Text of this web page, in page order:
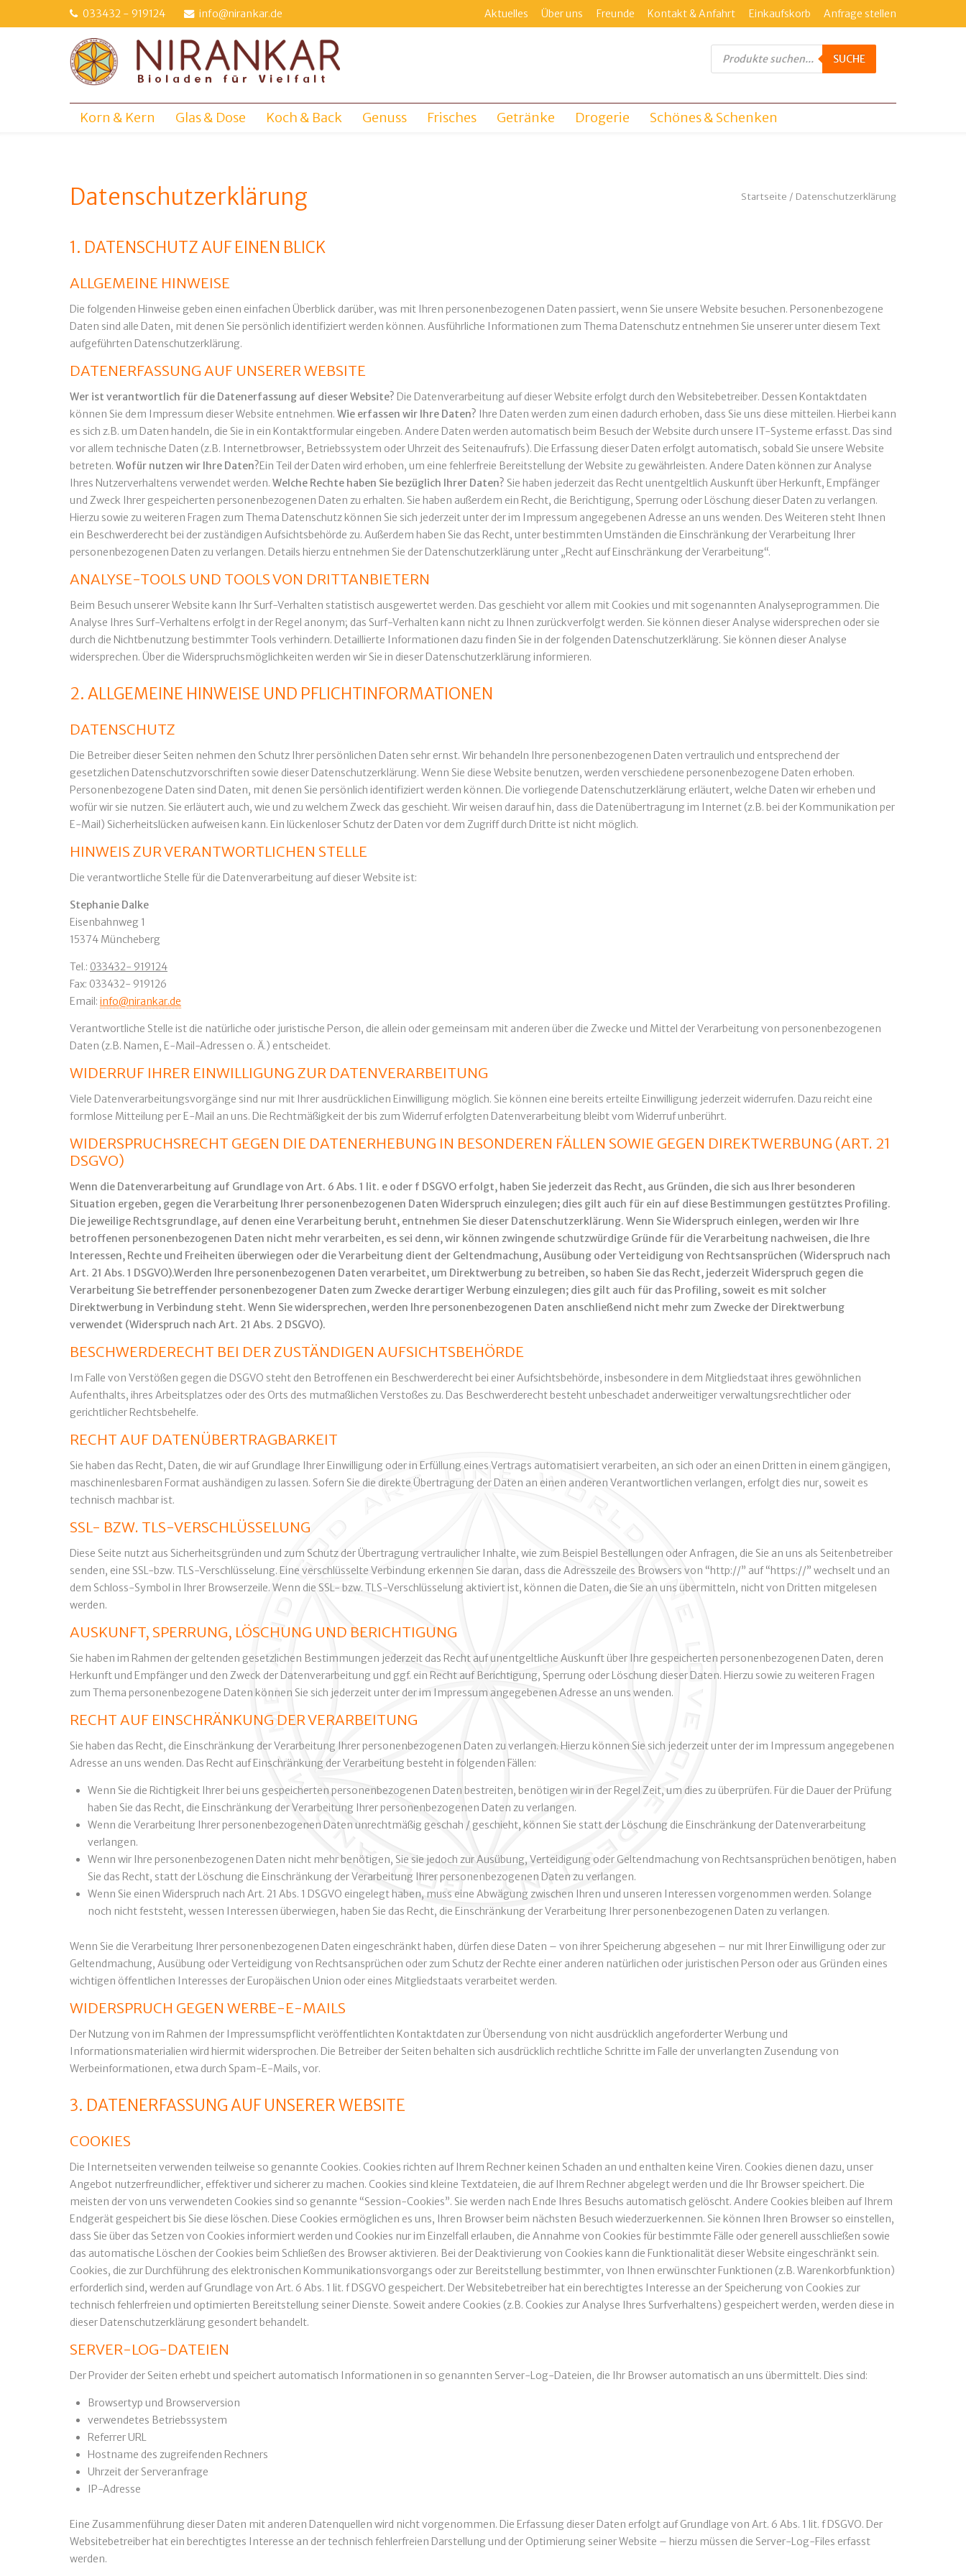
zum
033432 - 919124 info@nirankar.de Aktuelles Über uns Freunde Kontakt & Anfahrt Einkaufskorb Anfrage stellen
Products
search SUCHE
Korn & Kern Glas & Dose Koch & Back Genuss Frisches Getränke Drogerie Schönes & Schenken
Datenschutzerklärung Startseite / Datenschutzerklärung
1. DATENSCHUTZ AUF EINEN BLICK
ALLGEMEINE HINWEISE
Die folgenden Hinweise geben einen einfachen Überblick darüber, was mit Ihren personenbezogenen Daten passiert, wenn Sie unsere Website besuchen. Personenbezogene
Daten sind alle Daten, mit denen Sie persönlich identifiziert werden können. Ausführliche Informationen zum Thema Datenschutz entnehmen Sie unserer unter diesem Text
aufgeführten Datenschutzerklärung.
DATENERFASSUNG AUF UNSERER WEBSITE
Wer ist verantwortlich für die Datenerfassung auf dieser Website? Die Datenverarbeitung auf dieser Website erfolgt durch den Websitebetreiber. Dessen Kontaktdaten
können Sie dem Impressum dieser Website entnehmen. Wie erfassen wir Ihre Daten? Ihre Daten werden zum einen dadurch erhoben, dass Sie uns diese mitteilen. Hierbei kann
es sich z.B. um Daten handeln, die Sie in ein Kontaktformular eingeben. Andere Daten werden automatisch beim Besuch der Website durch unsere IT-Systeme erfasst. Das sind
vor allem technische Daten (z.B. Internetbrowser, Betriebssystem oder Uhrzeit des Seitenaufrufs). Die Erfassung dieser Daten erfolgt automatisch, sobald Sie unsere Website
betreten. Wofür nutzen wir Ihre Daten?Ein Teil der Daten wird erhoben, um eine fehlerfreie Bereitstellung der Website zu gewährleisten. Andere Daten können zur Analyse
Ihres Nutzerverhaltens verwendet werden. Welche Rechte haben Sie bezüglich Ihrer Daten? Sie haben jederzeit das Recht unentgeltlich Auskunft über Herkunft, Empfänger
und Zweck Ihrer gespeicherten personenbezogenen Daten zu erhalten. Sie haben außerdem ein Recht, die Berichtigung, Sperrung oder Löschung dieser Daten zu verlangen.
Hierzu sowie zu weiteren Fragen zum Thema Datenschutz können Sie sich jederzeit unter der im Impressum angegebenen Adresse an uns wenden. Des Weiteren steht Ihnen
ein Beschwerderecht bei der zuständigen Aufsichtsbehörde zu. Außerdem haben Sie das Recht, unter bestimmten Umständen die Einschränkung der Verarbeitung Ihrer
personenbezogenen Daten zu verlangen. Details hierzu entnehmen Sie der Datenschutzerklärung unter „Recht auf Einschränkung der Verarbeitung“.
ANALYSE-TOOLS UND TOOLS VON DRITTANBIETERN
Beim Besuch unserer Website kann Ihr Surf-Verhalten statistisch ausgewertet werden. Das geschieht vor allem mit Cookies und mit sogenannten Analyseprogrammen. Die
Analyse Ihres Surf-Verhaltens erfolgt in der Regel anonym; das Surf-Verhalten kann nicht zu Ihnen zurückverfolgt werden. Sie können dieser Analyse widersprechen oder sie
durch die Nichtbenutzung bestimmter Tools verhindern. Detaillierte Informationen dazu finden Sie in der folgenden Datenschutzerklärung. Sie können dieser Analyse
widersprechen. Über die Widerspruchsmöglichkeiten werden wir Sie in dieser Datenschutzerklärung informieren.
2. ALLGEMEINE HINWEISE UND PFLICHTINFORMATIONEN
DATENSCHUTZ
Die Betreiber dieser Seiten nehmen den Schutz Ihrer persönlichen Daten sehr ernst. Wir behandeln Ihre personenbezogenen Daten vertraulich und entsprechend der
gesetzlichen Datenschutzvorschriften sowie dieser Datenschutzerklärung. Wenn Sie diese Website benutzen, werden verschiedene personenbezogene Daten erhoben.
Personenbezogene Daten sind Daten, mit denen Sie persönlich identifiziert werden können. Die vorliegende Datenschutzerklärung erläutert, welche Daten wir erheben und
wofür wir sie nutzen. Sie erläutert auch, wie und zu welchem Zweck das geschieht. Wir weisen darauf hin, dass die Datenübertragung im Internet (z.B. bei der Kommunikation per
E-Mail) Sicherheitslücken aufweisen kann. Ein lückenloser Schutz der Daten vor dem Zugriff durch Dritte ist nicht möglich.
HINWEIS ZUR VERANTWORTLICHEN STELLE
Die verantwortliche Stelle für die Datenverarbeitung auf dieser Website ist:
Stephanie Dalke
Eisenbahnweg 1
15374 Müncheberg
Tel.: 033432- 919124
Fax: 033432- 919126
Email: info@nirankar.de
Verantwortliche Stelle ist die natürliche oder juristische Person, die allein oder gemeinsam mit anderen über die Zwecke und Mittel der Verarbeitung von personenbezogenen
Daten (z.B. Namen, E-Mail-Adressen o. Ä.) entscheidet.
WIDERRUF IHRER EINWILLIGUNG ZUR DATENVERARBEITUNG
Viele Datenverarbeitungsvorgänge sind nur mit Ihrer ausdrücklichen Einwilligung möglich. Sie können eine bereits erteilte Einwilligung jederzeit widerrufen. Dazu reicht eine
formlose Mitteilung per E-Mail an uns. Die Rechtmäßigkeit der bis zum Widerruf erfolgten Datenverarbeitung bleibt vom Widerruf unberührt.
WIDERSPRUCHSRECHT GEGEN DIE DATENERHEBUNG IN BESONDEREN FÄLLEN SOWIE GEGEN DIREKTWERBUNG (ART. 21
DSGVO)
Wenn die Datenverarbeitung auf Grundlage von Art. 6 Abs. 1 lit. e oder f DSGVO erfolgt, haben Sie jederzeit das Recht, aus Gründen, die sich aus Ihrer besonderen
Situation ergeben, gegen die Verarbeitung Ihrer personenbezogenen Daten Widerspruch einzulegen; dies gilt auch für ein auf diese Bestimmungen gestütztes Profiling.
Die jeweilige Rechtsgrundlage, auf denen eine Verarbeitung beruht, entnehmen Sie dieser Datenschutzerklärung. Wenn Sie Widerspruch einlegen, werden wir Ihre
betroffenen personenbezogenen Daten nicht mehr verarbeiten, es sei denn, wir können zwingende schutzwürdige Gründe für die Verarbeitung nachweisen, die Ihre
Interessen, Rechte und Freiheiten überwiegen oder die Verarbeitung dient der Geltendmachung, Ausübung oder Verteidigung von Rechtsansprüchen (Widerspruch nach
Art. 21 Abs. 1 DSGVO).Werden Ihre personenbezogenen Daten verarbeitet, um Direktwerbung zu betreiben, so haben Sie das Recht, jederzeit Widerspruch gegen die
Verarbeitung Sie betreffender personenbezogener Daten zum Zwecke derartiger Werbung einzulegen; dies gilt auch für das Profiling, soweit es mit solcher
Direktwerbung in Verbindung steht. Wenn Sie widersprechen, werden Ihre personenbezogenen Daten anschließend nicht mehr zum Zwecke der Direktwerbung
verwendet (Widerspruch nach Art. 21 Abs. 2 DSGVO).
BESCHWERDERECHT BEI DER ZUSTÄNDIGEN AUFSICHTSBEHÖRDE
Im Falle von Verstößen gegen die DSGVO steht den Betroffenen ein Beschwerderecht bei einer Aufsichtsbehörde, insbesondere in dem Mitgliedstaat ihres gewöhnlichen
Aufenthalts, ihres Arbeitsplatzes oder des Orts des mutmaßlichen Verstoßes zu. Das Beschwerderecht besteht unbeschadet anderweitiger verwaltungsrechtlicher oder
gerichtlicher Rechtsbehelfe.
RECHT AUF DATENÜBERTRAGBARKEIT
Sie haben das Recht, Daten, die wir auf Grundlage Ihrer Einwilligung oder in Erfüllung eines Vertrags automatisiert verarbeiten, an sich oder an einen Dritten in einem gängigen,
maschinenlesbaren Format aushändigen zu lassen. Sofern Sie die direkte Übertragung der Daten an einen anderen Verantwortlichen verlangen, erfolgt dies nur, soweit es
technisch machbar ist.
SSL- BZW. TLS-VERSCHLÜSSELUNG
Diese Seite nutzt aus Sicherheitsgründen und zum Schutz der Übertragung vertraulicher Inhalte, wie zum Beispiel Bestellungen oder Anfragen, die Sie an uns als Seitenbetreiber
senden, eine SSL-bzw. TLS-Verschlüsselung. Eine verschlüsselte Verbindung erkennen Sie daran, dass die Adresszeile des Browsers von “http://” auf “https://” wechselt und an
dem Schloss-Symbol in Ihrer Browserzeile. Wenn die SSL- bzw. TLS-Verschlüsselung aktiviert ist, können die Daten, die Sie an uns übermitteln, nicht von Dritten mitgelesen
werden.
AUSKUNFT, SPERRUNG, LÖSCHUNG UND BERICHTIGUNG
Sie haben im Rahmen der geltenden gesetzlichen Bestimmungen jederzeit das Recht auf unentgeltliche Auskunft über Ihre gespeicherten personenbezogenen Daten, deren
Herkunft und Empfänger und den Zweck der Datenverarbeitung und ggf. ein Recht auf Berichtigung, Sperrung oder Löschung dieser Daten. Hierzu sowie zu weiteren Fragen
zum Thema personenbezogene Daten können Sie sich jederzeit unter der im Impressum angegebenen Adresse an uns wenden.
RECHT AUF EINSCHRÄNKUNG DER VERARBEITUNG
Sie haben das Recht, die Einschränkung der Verarbeitung Ihrer personenbezogenen Daten zu verlangen. Hierzu können Sie sich jederzeit unter der im Impressum angegebenen
Adresse an uns wenden. Das Recht auf Einschränkung der Verarbeitung besteht in folgenden Fällen:
Wenn Sie die Richtigkeit Ihrer bei uns gespeicherten personenbezogenen Daten bestreiten, benötigen wir in der Regel Zeit, um dies zu überprüfen. Für die Dauer der Prüfung
haben Sie das Recht, die Einschränkung der Verarbeitung Ihrer personenbezogenen Daten zu verlangen.
Wenn die Verarbeitung Ihrer personenbezogenen Daten unrechtmäßig geschah / geschieht, können Sie statt der Löschung die Einschränkung der Datenverarbeitung
verlangen.
Wenn wir Ihre personenbezogenen Daten nicht mehr benötigen, Sie sie jedoch zur Ausübung, Verteidigung oder Geltendmachung von Rechtsansprüchen benötigen, haben
Sie das Recht, statt der Löschung die Einschränkung der Verarbeitung Ihrer personenbezogenen Daten zu verlangen.
Wenn Sie einen Widerspruch nach Art. 21 Abs. 1 DSGVO eingelegt haben, muss eine Abwägung zwischen Ihren und unseren Interessen vorgenommen werden. Solange
noch nicht feststeht, wessen Interessen überwiegen, haben Sie das Recht, die Einschränkung der Verarbeitung Ihrer personenbezogenen Daten zu verlangen.
Wenn Sie die Verarbeitung Ihrer personenbezogenen Daten eingeschränkt haben, dürfen diese Daten – von ihrer Speicherung abgesehen – nur mit Ihrer Einwilligung oder zur
Geltendmachung, Ausübung oder Verteidigung von Rechtsansprüchen oder zum Schutz der Rechte einer anderen natürlichen oder juristischen Person oder aus Gründen eines
wichtigen öffentlichen Interesses der Europäischen Union oder eines Mitgliedstaats verarbeitet werden.
WIDERSPRUCH GEGEN WERBE-E-MAILS
Der Nutzung von im Rahmen der Impressumspflicht veröffentlichten Kontaktdaten zur Übersendung von nicht ausdrücklich angeforderter Werbung und
Informationsmaterialien wird hiermit widersprochen. Die Betreiber der Seiten behalten sich ausdrücklich rechtliche Schritte im Falle der unverlangten Zusendung von
Werbeinformationen, etwa durch Spam-E-Mails, vor.
3. DATENERFASSUNG AUF UNSERER WEBSITE
COOKIES
Die Internetseiten verwenden teilweise so genannte Cookies. Cookies richten auf Ihrem Rechner keinen Schaden an und enthalten keine Viren. Cookies dienen dazu, unser
Angebot nutzerfreundlicher, effektiver und sicherer zu machen. Cookies sind kleine Textdateien, die auf Ihrem Rechner abgelegt werden und die Ihr Browser speichert. Die
meisten der von uns verwendeten Cookies sind so genannte “Session-Cookies”. Sie werden nach Ende Ihres Besuchs automatisch gelöscht. Andere Cookies bleiben auf Ihrem
Endgerät gespeichert bis Sie diese löschen. Diese Cookies ermöglichen es uns, Ihren Browser beim nächsten Besuch wiederzuerkennen. Sie können Ihren Browser so einstellen,
dass Sie über das Setzen von Cookies informiert werden und Cookies nur im Einzelfall erlauben, die Annahme von Cookies für bestimmte Fälle oder generell ausschließen sowie
das automatische Löschen der Cookies beim Schließen des Browser aktivieren. Bei der Deaktivierung von Cookies kann die Funktionalität dieser Website eingeschränkt sein.
Cookies, die zur Durchführung des elektronischen Kommunikationsvorgangs oder zur Bereitstellung bestimmter, von Ihnen erwünschter Funktionen (z.B. Warenkorbfunktion)
erforderlich sind, werden auf Grundlage von Art. 6 Abs. 1 lit. f DSGVO gespeichert. Der Websitebetreiber hat ein berechtigtes Interesse an der Speicherung von Cookies zur
technisch fehlerfreien und optimierten Bereitstellung seiner Dienste. Soweit andere Cookies (z.B. Cookies zur Analyse Ihres Surfverhaltens) gespeichert werden, werden diese in
dieser Datenschutzerklärung gesondert behandelt.
SERVER-LOG-DATEIEN
Der Provider der Seiten erhebt und speichert automatisch Informationen in so genannten Server-Log-Dateien, die Ihr Browser automatisch an uns übermittelt. Dies sind:
Browsertyp und Browserversion
verwendetes Betriebssystem
Referrer URL
Hostname des zugreifenden Rechners
Uhrzeit der Serveranfrage
IP-Adresse
Eine Zusammenführung dieser Daten mit anderen Datenquellen wird nicht vorgenommen. Die Erfassung dieser Daten erfolgt auf Grundlage von Art. 6 Abs. 1 lit. f DSGVO. Der
Websitebetreiber hat ein berechtigtes Interesse an der technisch fehlerfreien Darstellung und der Optimierung seiner Website – hierzu müssen die Server-Log-Files erfasst
werden.